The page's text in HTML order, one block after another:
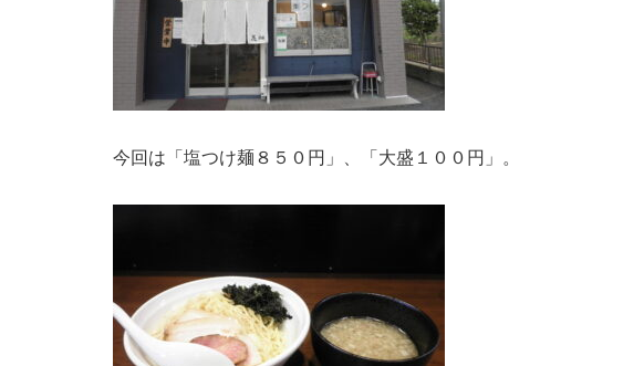
今回は「塩つけ麺８５０円」、「大盛１００円」。